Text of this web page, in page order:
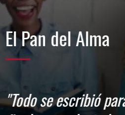
El Pan del Alma
"Todo se escribió